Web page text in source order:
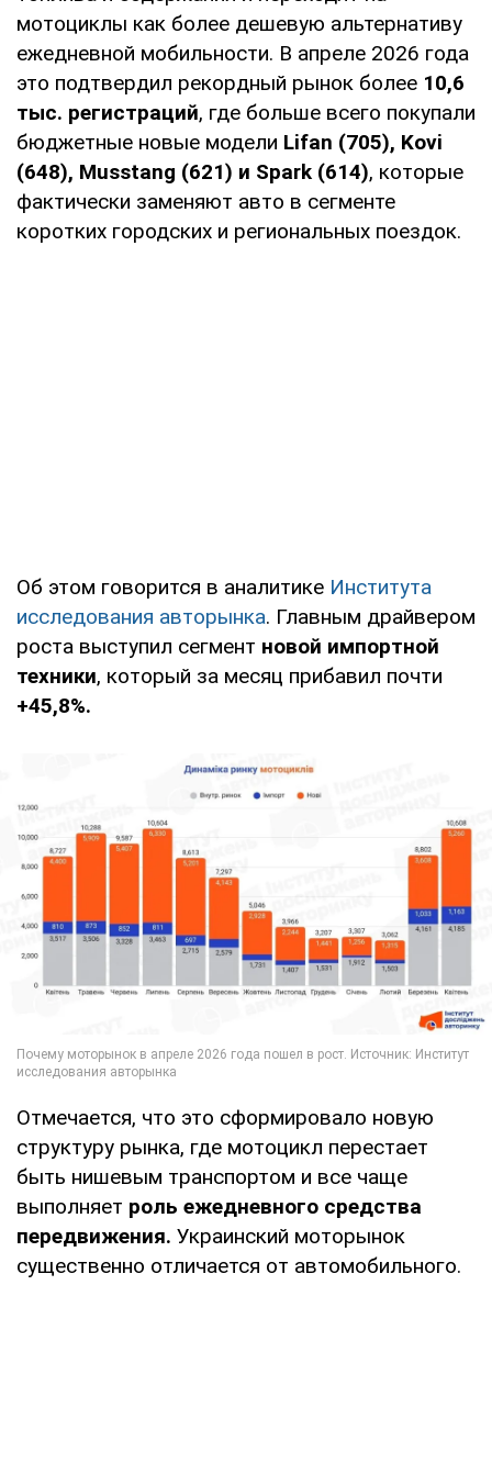
мотоциклы как более дешевую альтернативу
ежедневной мобильности. В апреле 2026 года
это подтвердил рекордный рынок более 10,6
тыс. регистраций, где больше всего покупали
бюджетные новые модели Lifan (705), Kovi
(648), Musstang (621) и Spark (614), которые
фактически заменяют авто в сегменте
коротких городских и региональных поездок.
Об этом говорится в аналитике Института
исследования авторынка. Главным драйвером
роста выступил сегмент новой импортной
техники, который за месяц прибавил почти
+45,8%.
Отмечается, что это сформировало новую
структуру рынка, где мотоцикл перестает
быть нишевым транспортом и все чаще
выполняет роль ежедневного средства
передвижения. Украинский моторынок
существенно отличается от автомобильного.